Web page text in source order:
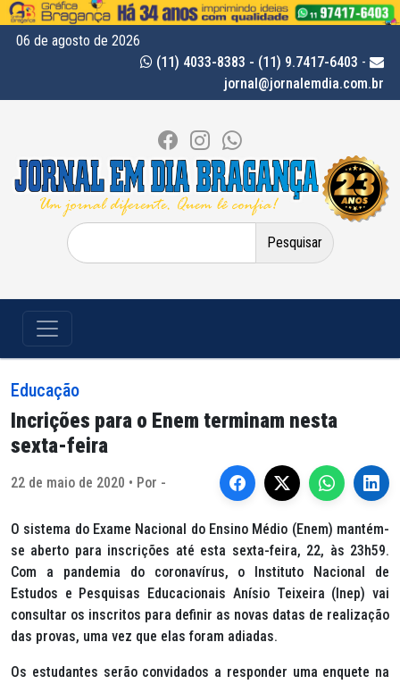
06 de agosto de 2026
(11) 4033-8383 - (11) 9.7417-6403 -
jornal@jornalemdia.com.br
Pesquisar
por:
Educação
Incrições para o Enem terminam nesta
sexta-feira
22 de maio de 2020 • Por -
O sistema do Exame Nacional do Ensino Médio (Enem) mantém-
se aberto para inscrições até esta sexta-feira, 22, às 23h59.
Com a pandemia do coronavírus, o Instituto Nacional de
Estudos e Pesquisas Educacionais Anísio Teixeira (Inep) vai
consultar os inscritos para definir as novas datas de realização
das provas, uma vez que elas foram adiadas.
Os estudantes serão convidados a responder uma enquete na